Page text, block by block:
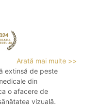
Arată mai multe >>
extinsă de peste
din
o afacere de
vizuală.